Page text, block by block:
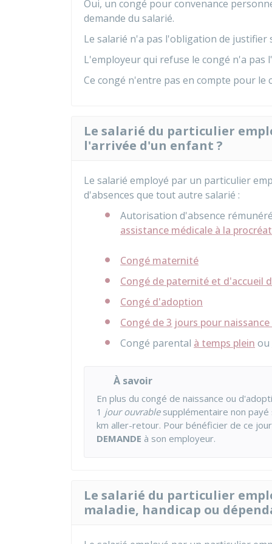
Oui, un congé pour convenance
demande du salarié.
Le salarié n'a pas l'obligation de justifier
L'employeur qui refuse le congé n'a
Ce congé n'entre pas en compte pour le
Le salarié du particulier
l'arrivée d'un enfant ?
Le salarié employé par un particulier
d'absences que tout autre salarié :
Autorisation d'absence
assistance médicale à la
Congé maternité
Congé de paternité et d'accueil
Congé d'adoption
Congé de 3 jours pour
Congé parental à temps plein ou
À savoir
En plus du congé de naissance ou
1 jour ouvrablesupplémentaire non payé
km aller-retour. Pour bénéficier de ce
DEMANDE à son employeur.
Le salarié du particulier
maladie, handicap ou